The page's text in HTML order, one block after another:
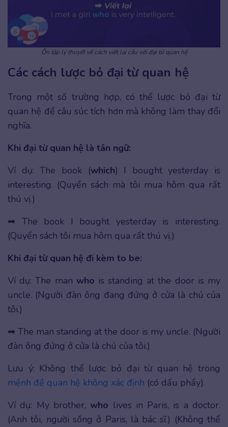
Ôn tập lý thuyết về cách viết lại câu với đại từ quan hệ
Các cách lược bỏ đại từ quan hệ
Trong một số trường hợp, có thể lược bỏ đại từ
quan hệ để câu súc tích hơn mà không làm thay đổi
nghĩa.
Khi đại từ quan hệ là tân ngữ:
Ví dụ: The book (which) I bought yesterday is
interesting. (Quyển sách mà tôi mua hôm qua rất
thú vị.)
➡ The book I bought yesterday is interesting.
(Quyển sách tôi mua hôm qua rất thú vị.)
Khi đại từ quan hệ đi kèm to be:
Ví dụ: The man who is standing at the door is my
uncle. (Người đàn ông đang đứng ở cửa là chú của
tôi.)
➡ The man standing at the door is my uncle. (Người
đàn ông đứng ở cửa là chú của tôi.)
Lưu ý: Không thể lược bỏ đại từ quan hệ trong
mệnh đề quan hệ không xác định (có dấu phẩy).
Ví dụ: My brother, who lives in Paris, is a doctor.
(Anh tôi, người sống ở Paris, là bác sĩ.) (Không thể